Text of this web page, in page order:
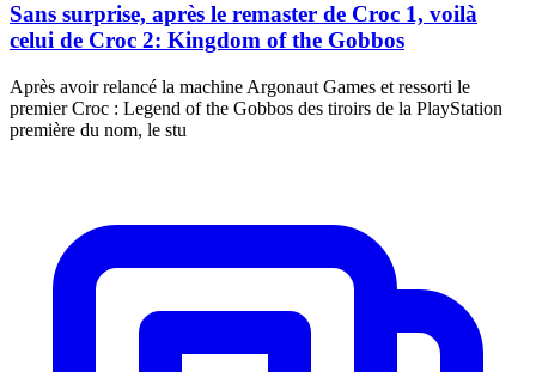
Sans surprise, après le remaster de Croc 1, voilà
celui de Croc 2: Kingdom of the Gobbos
Après avoir relancé la machine Argonaut Games et ressorti le
premier Croc : Legend of the Gobbos des tiroirs de la PlayStation
première du nom, le stu